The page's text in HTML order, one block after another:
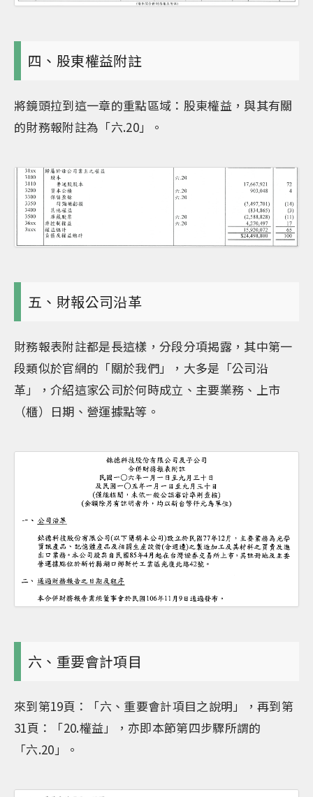
四、股東權益附註
將鏡頭拉到這一章的重點區域：股東權益，與其有關
的財務報附註為「六.20」。
五、財報公司沿革
財務報表附註都是長這樣，分段分項揭露，其中第一
段類似於官網的「關於我們」，大多是「公司沿
革」，介紹這家公司於何時成立、主要業務、上市
（櫃）日期、營運據點等。
六、重要會計項目
來到第19頁：「六、重要會計項目之說明」，再到第
31頁：「20.權益」，亦即本節第四步驟所謂的
「六.20」。